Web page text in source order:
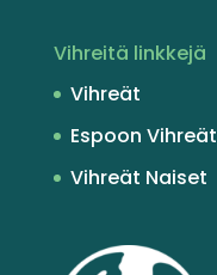
Vihreitä linkkejä
Vihreät
Espoon Vihreät
Vihreät Naiset